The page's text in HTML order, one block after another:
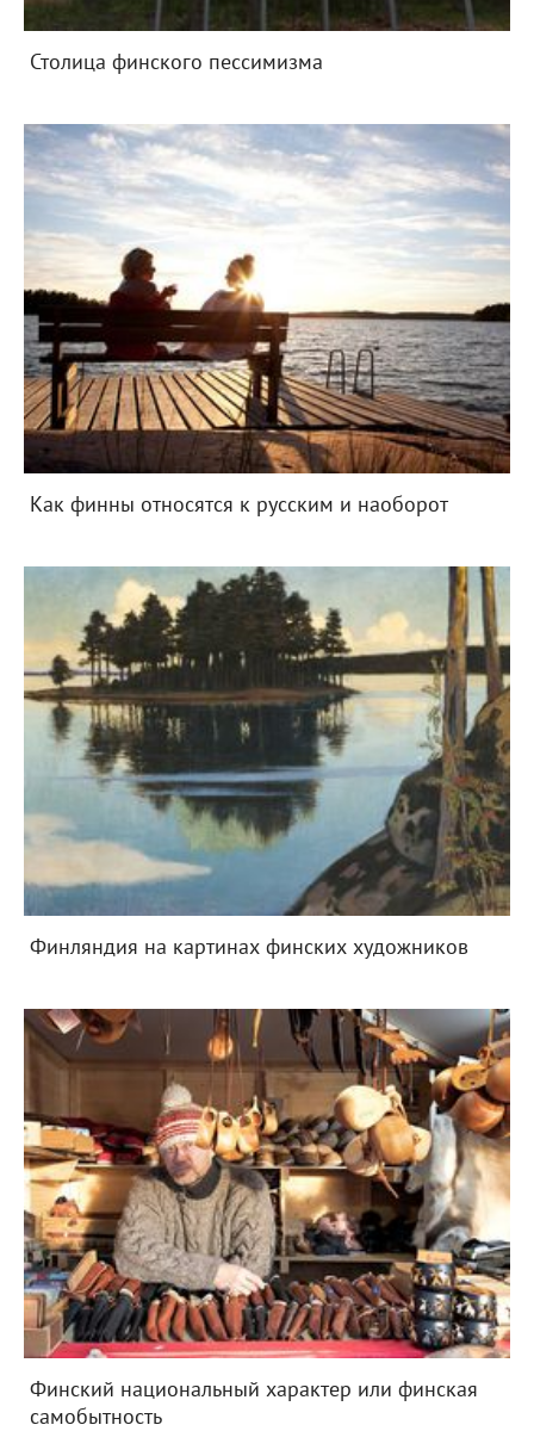
Столица финского пессимизма
Как финны относятся к русским и наоборот
Финляндия на картинах финских художников
Финский национальный характер или финская
самобытность